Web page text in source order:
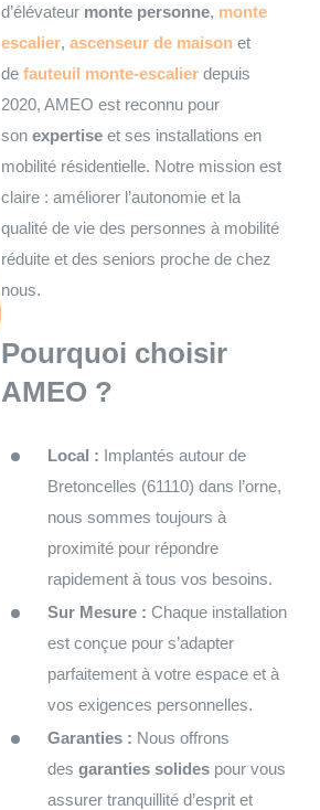
d’élévateur monte personne, monte
escalier, ascenseur de maisonet
de fauteuil monte-escalierdepuis
2020, AMEO est reconnu pour
son expertiseet ses installations en
mobilité résidentielle. Notre mission est
claire : améliorer l’autonomie et la
qualité de vie des personnes à mobilité
réduite et des seniors proche de chez
nous.
Pourquoi choisir
AMEO ?
Local : Implantés autour de
Bretoncelles (61110) dans l’orne,
nous sommes toujours à
proximité pour répondre
rapidement à tous vos besoins.
Sur Mesure : Chaque installation
est conçue pour s’adapter
parfaitement à votre espace et à
vos exigences personnelles.
Garanties : Nous offrons
des garanties solidespour vous
assurer tranquillité d’esprit et